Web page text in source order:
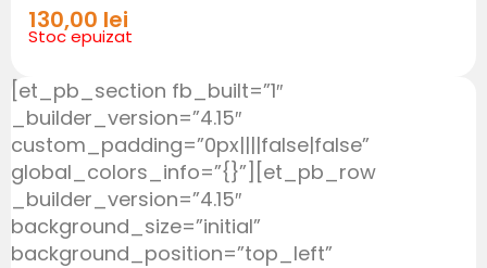
130,00 lei
Stoc epuizat
[et_pb_section fb_built=”1″
_builder_version=”4.15″
custom_padding=”0px||||false|false”
global_colors_info=”{}”][et_pb_row
_builder_version=”4.15″
background_size=”initial”
background_position=”top_left”